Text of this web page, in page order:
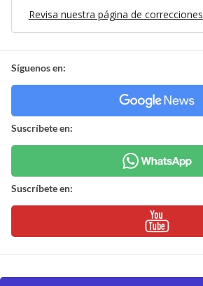
Revisa nuestra página de correcciones
Síguenos en:
Suscríbete en:
Suscríbete en: